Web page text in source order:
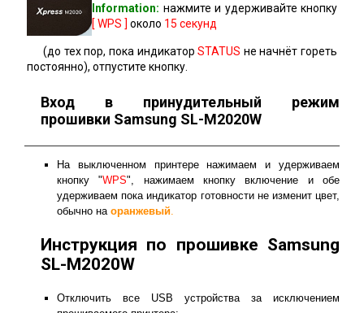
Information: нажмите и удерживайте кнопку
[ WPS ] около 15 секунд
(до тех пор, пока индикаторSTATUS не начнёт гореть
постоянно), отпустите кнопку.
Вход в принудительный режим
прошивки Samsung SL-M2020W
На выключенном принтере нажимаем и удерживаем
кнопку "WPS", нажимаем кнопку включение и обе
удерживаем пока индикатор готовности не изменит цвет,
обычно на оранжевый.
Инструкция по прошивке Samsung
SL-M2020W
Отключить все USB устройства за исключением